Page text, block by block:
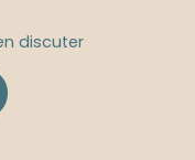
discuter